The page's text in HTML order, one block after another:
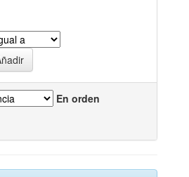
En orden